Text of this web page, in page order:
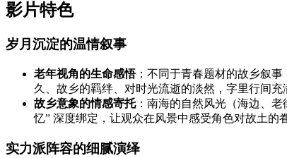
影片特色
岁月沉淀的温情叙事
老年视角的生命感悟：不同于青春题材的故乡叙
久、故乡的羁绊、对时光流逝的淡然，字里行间
故乡意象的情感寄托：南海的自然风光（海边、老
忆” 深度绑定，让观众在风景中感受角色对故土的
实力派阵容的细腻演绎